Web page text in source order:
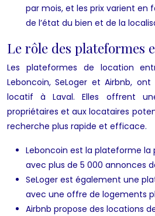
par mois, et les prix varient en
de l’état du bien et de la
Le rôle des plateformes
Les plateformes de location
Leboncoin, SeLoger et Airbnb,
locatif à Laval. Elles offrent
propriétaires et aux locataires
recherche plus rapide et efficace.
Leboncoin est la plateforme la
avec plus de 5 000 annonces
SeLoger est également une
avec une offre de logements
Airbnb propose des locations